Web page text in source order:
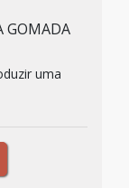
GOMADA
uma